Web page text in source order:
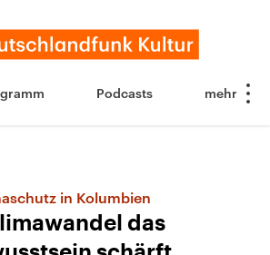
Podcasts
in Kolumbien
das